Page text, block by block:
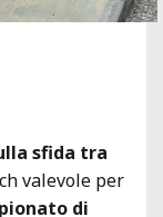
sfida tra
valevole per
di